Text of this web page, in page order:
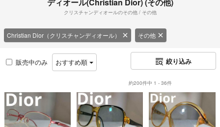
クリスチャンディオールのその他 / その他
Christian Dior（クリスチャンディオール） その他
販売中のみ おすすめ順 絞り込み
約200件中 1 - 36件